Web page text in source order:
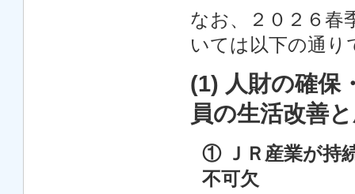
なお、２０２６春
いては以下の通り
(1) 人財の確保
員の生活改善
① ＪＲ産業が持
不可欠